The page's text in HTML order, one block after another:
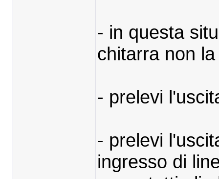
- in questa
chitarra non
- prelevi
- prelevi
ingresso di